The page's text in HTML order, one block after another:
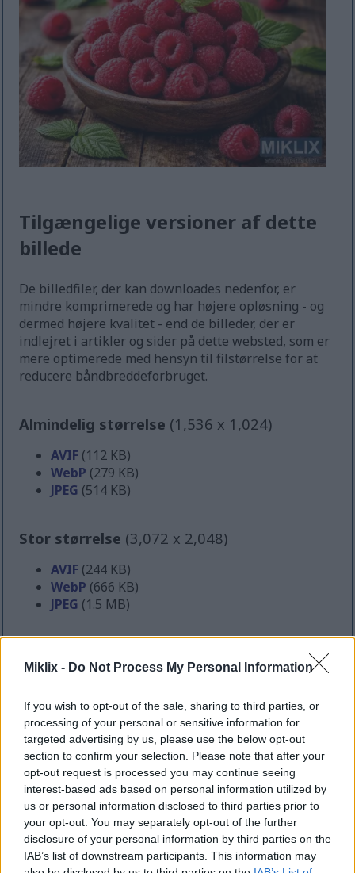
Miklix - Do Not Process My Personal Information
If you wish to opt-out of the sale, sharing to third parties, or
processing of your personal or sensitive information for
targeted advertising by us, please use the below opt-out
section to confirm your selection. Please note that after your
opt-out request is processed you may continue seeing
interest-based ads based on personal information utilized by
us or personal information disclosed to third parties prior to
your opt-out. You may separately opt-out of the further
disclosure of your personal information by third parties on the
IAB’s list of downstream participants. This information may
Tilgængelige versioner af dette
billede
De billedfiler, der kan downloades nedenfor, er
mindre komprimerede og har højere opløsning - og
dermed højere kvalitet - end de billeder, der er
indlejret i artikler og sider på dette websted, som er
mere optimerede med hensyn til filstørrelse for at
reducere båndbreddeforbruget.
Almindelig størrelse (1,536 x 1,024)
AVIF (112 KB)
WebP (279 KB)
JPEG (514 KB)
Stor størrelse (3,072 x 2,048)
AVIF (244 KB)
WebP (666 KB)
JPEG (1.5 MB)
WebP(1.1 MB)
JPEG (2.8 MB)
Ekstra stor størrelse(6,144 x 4,096)
AVIF(525 KB)
WebP(1.6 MB)
JPEG(4.4 MB)